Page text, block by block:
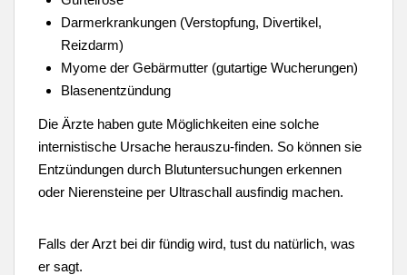
Darmerkrankungen (Verstopfung, Divertikel,
Reizdarm)
Myome der Gebärmutter (gutartige Wucherungen)
Blasenentzündung
Die Ärzte haben gute Möglichkeiten eine solche
internistische Ursache herauszu-finden. So können sie
Entzündungen durch Blutuntersuchungen erkennen
oder Nierensteine per Ultraschall ausfindig machen.
Falls der Arzt bei dir fündig wird, tust du natürlich, was
er sagt.